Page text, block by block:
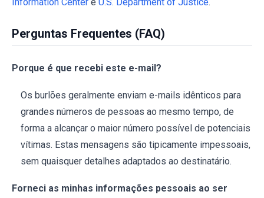
Perguntas Frequentes (FAQ)
Porque é que recebi este e-mail?
Os burlões geralmente enviam e-mails idênticos para
grandes números de pessoas ao mesmo tempo, de
forma a alcançar o maior número possível de potenciais
vítimas. Estas mensagens são tipicamente impessoais,
sem quaisquer detalhes adaptados ao destinatário.
Forneci as minhas informações pessoais ao ser